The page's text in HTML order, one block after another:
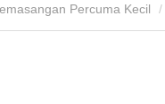
Percuma Kecil